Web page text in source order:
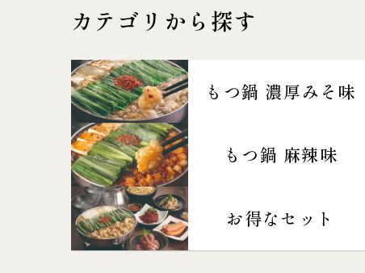
カテゴリから探す
もつ鍋 濃厚みそ味
もつ鍋 麻辣味
お得なセット